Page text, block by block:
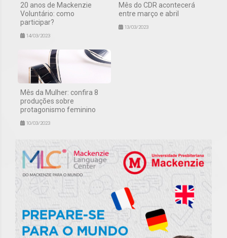
20 anos de Mackenzie
Voluntário: como
participar?
14/03/2023
Mês do CDR acontecerá
entre março e abril
13/03/2023
Mês da Mulher: confira 8
produções sobre
protagonismo feminino
10/03/2023